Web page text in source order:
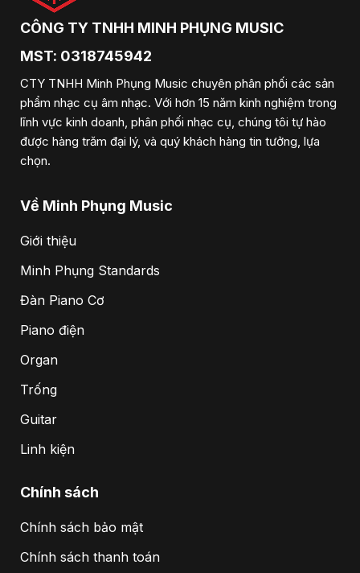
CÔNG TY TNHH MINH PHỤNG MUSIC
MST: 0318745942
CTY TNHH Minh Phụng Music chuyên phân phối các sản
phẩm nhạc cụ âm nhạc. Với hơn 15 năm kinh nghiệm trong
lĩnh vực kinh doanh, phân phối nhạc cụ, chúng tôi tự hào
được hàng trăm đại lý, và quý khách hàng tin tưởng, lựa
chọn.
Về Minh Phụng Music
Giới thiệu
Minh Phụng Standards
Đàn Piano Cơ
Piano điện
Organ
Trống
Guitar
Linh kiện
Chính sách
Chính sách bảo mật
Chính sách thanh toán